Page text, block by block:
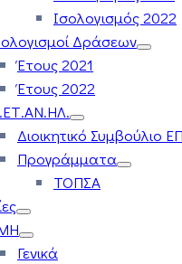
Ισολογισμός 2022
Δράσεων
Έτους 2021
Έτους 2022
Διοικητικό Συμβούλιο
Προγράμματα
ΤΟΠΣΑ
Γενικά